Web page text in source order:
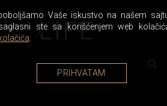
Vaše iskustvo na našem
ste sa korišćenjem web
PRIHVATAM